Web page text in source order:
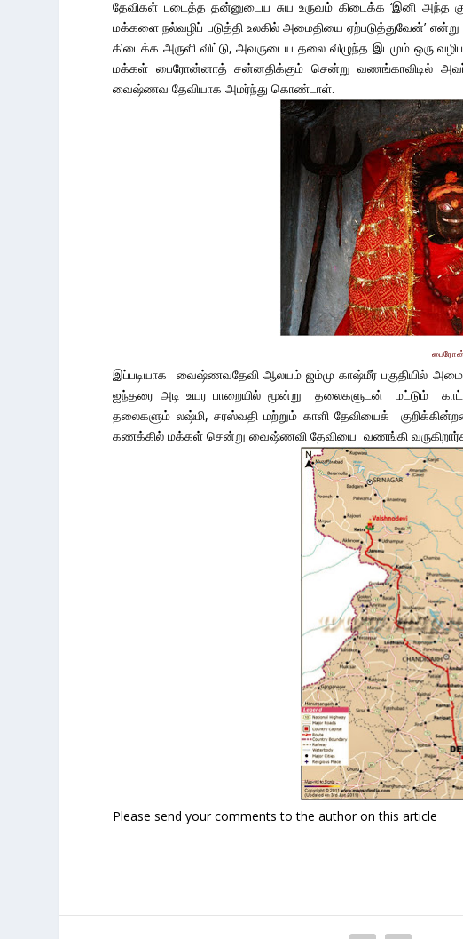
தேவிகள் படைத்த தன்னுடைய சுய உருவம் கிடைக்க ‘இனி அந்த
மக்களை நல்வழிப் படுத்தி உலகில் அமைதியை ஏற்படுத்துவேன்’
கிடைக்க அருளி விட்டு, அவருடைய தலை விழுந்த இடமும் ஒரு
மக்கள் பைரோன்னாத் சன்னதிக்கும் சென்று வணங்காவிடில்
வைஷ்ணவ தேவியாக அமர்ந்து கொண்டாள்.
இப்படியாக வைஷ்ணவதேவி ஆலயம் ஜம்மு காஷ்மீர் பகுதியில்
ஐந்தரை அடி உயர பாறையில் மூன்று தலைகளுடன் மட்டும்
தலைகளும் லஷ்மி, சரஸ்வதி மற்றும் காளி தேவியைக்
கணக்கில் மக்கள் சென்று வைஷ்ணவி தேவியை வணங்கி
Please send your comments to the author on this article